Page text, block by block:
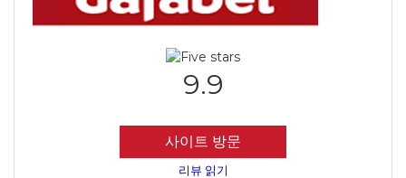
9.9
사이트 방문
리뷰 읽기